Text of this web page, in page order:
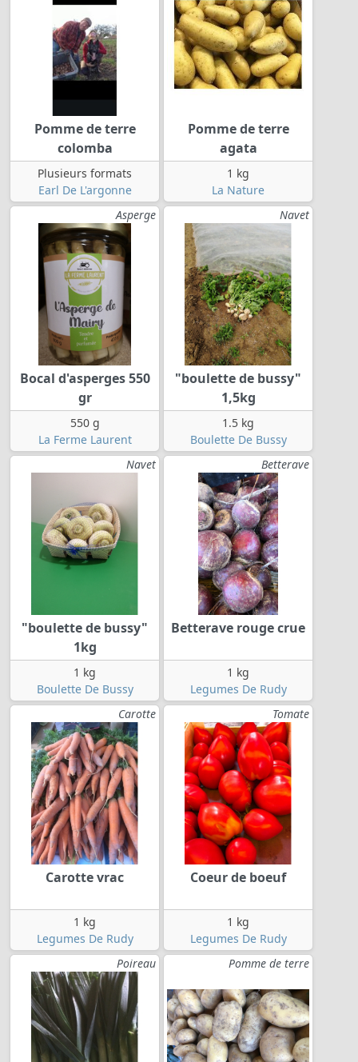
Pomme de terre
colomba
Plusieurs formats
Earl De L'argonne
Pomme de terre
agata
1 kg
La Nature
Asperge
Bocal d'asperges 550
gr
550 g
La Ferme Laurent
Navet
"boulette de bussy"
1,5kg
1.5 kg
Boulette De Bussy
Navet
"boulette de bussy"
1kg
1 kg
Boulette De Bussy
Betterave
Betterave rouge crue
1 kg
Legumes De Rudy
Carotte
Carotte vrac
1 kg
Legumes De Rudy
Tomate
Coeur de boeuf
1 kg
Legumes De Rudy
Poireau
Pomme de terre